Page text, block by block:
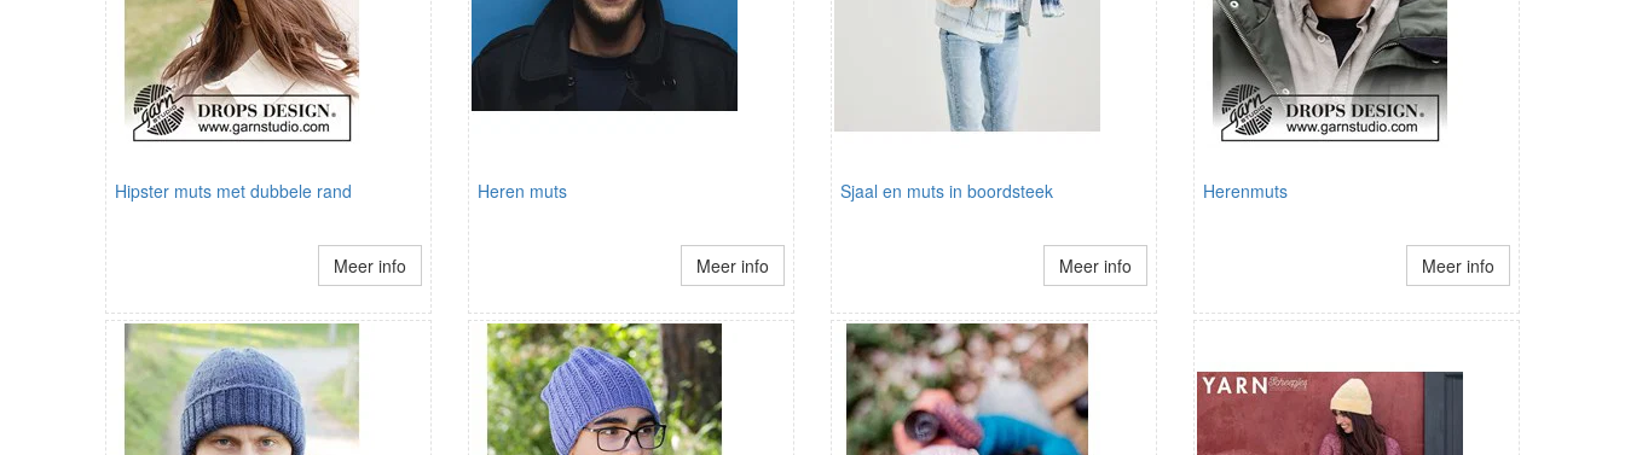
Hipster muts met dubbele rand
Meer info
Heren muts
Meer info
Sjaal en muts in boordsteek
Meer info
Herenmuts
Meer info